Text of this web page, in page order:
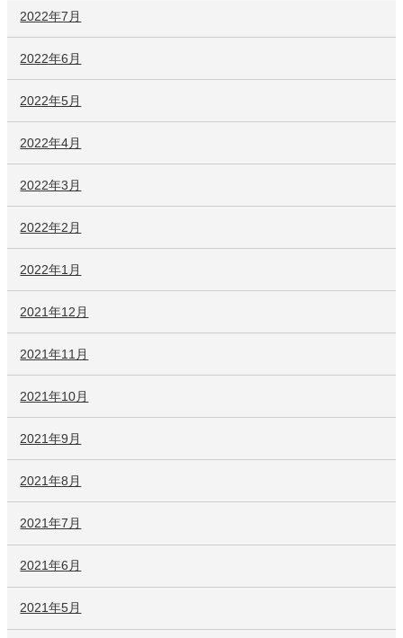
2022年7月
2022年6月
2022年5月
2022年4月
2022年3月
2022年2月
2022年1月
2021年12月
2021年11月
2021年10月
2021年9月
2021年8月
2021年7月
2021年6月
2021年5月